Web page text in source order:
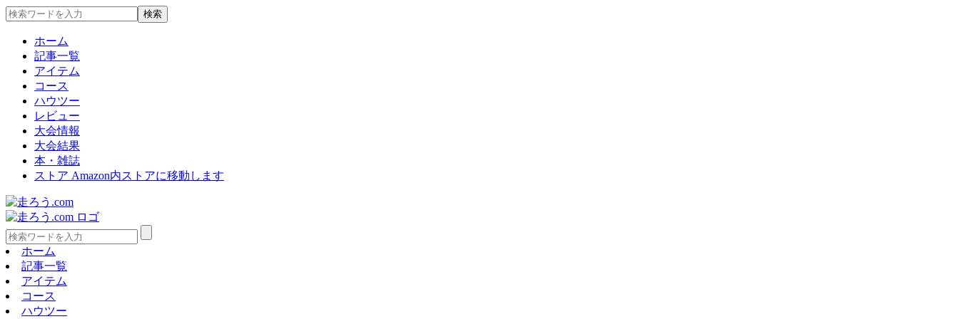
ホーム
記事一覧
アイテム
コース
ハウツー
レビュー
大会情報
大会結果
本・雑誌
ストア Amazon内ストアに移動します
ホーム
記事一覧
アイテム
コース
ハウツー